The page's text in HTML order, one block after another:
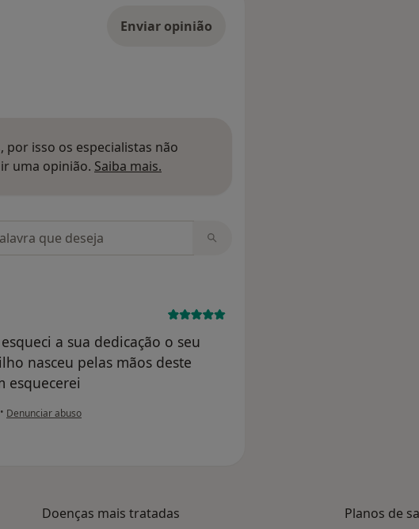
Enviar opinião
isso os especialistas não
uma opinião. Saiba mais.
opiniões
a sua dedicação o seu
nasceu pelas mãos deste
esquecerei
• na opinião do utilizador Conta eliminada
Denunciar abuso
Doenças mais tratadas
Planos de